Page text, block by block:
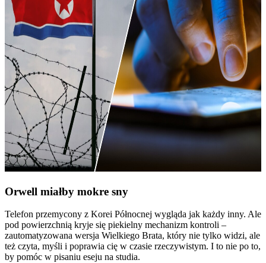
Orwell miałby mokre sny
Telefon przemycony z Korei Północnej wygląda jak każdy inny. Ale
pod powierzchnią kryje się piekielny mechanizm kontroli –
zautomatyzowana wersja Wielkiego Brata, który nie tylko widzi, ale
też czyta, myśli i poprawia cię w czasie rzeczywistym. I to nie po to,
by pomóc w pisaniu eseju na studia.